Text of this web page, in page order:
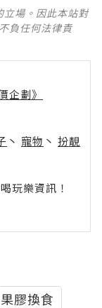
立場。因此本站對
負任何法律責
企劃》
丶 寵物 丶 扮靚
玩樂資訊！
果膠換食